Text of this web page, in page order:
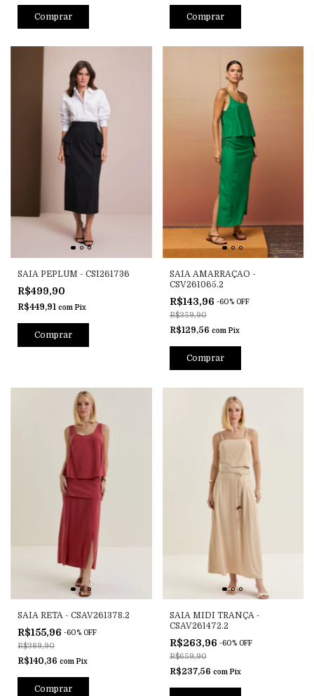
Comprar Comprar
SAIA PEPLUM - CSI261736
R$499,90
R$449,91 com Pix
Comprar
SAIA AMARRAÇAO -
CSV261065.2
R$143,96 -60% OFF
R$359,90
R$129,56 com Pix
Comprar
SAIA RETA - CSAV261378.2
R$155,96 -60% OFF
R$389,90
R$140,36 com Pix
Comprar
SAIA MIDI TRANÇA -
CSAV261472.2
R$263,96 -60% OFF
R$659,90
R$237,56 com Pix